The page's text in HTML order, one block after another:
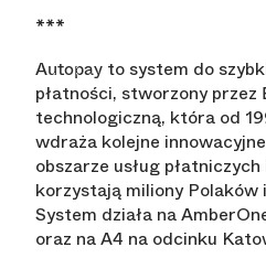
***
Autopay to system do
płatności, stworzony przez
technologiczną, która od
wdraża kolejne
obszarze usług
korzystają miliony Polaków
System działa na
oraz na A4 na odcinku